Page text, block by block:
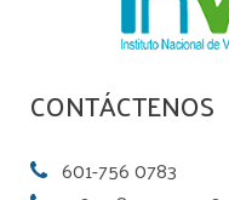
CONTÁCTENOS
601-756 0783